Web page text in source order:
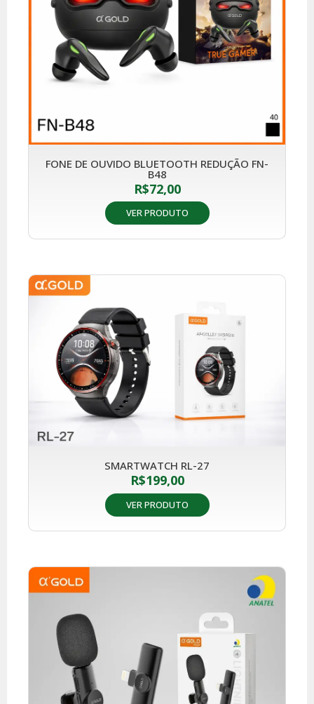
FONE DE OUVIDO BLUETOOTH REDUÇÃO FN-
B48
R$72,00
VER PRODUTO
SMARTWATCH RL-27
R$199,00
VER PRODUTO